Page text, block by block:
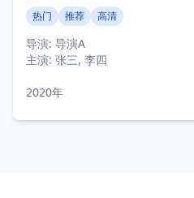
热门 推荐 高清
导演: 导演A
主演: 张三, 李四
2020年